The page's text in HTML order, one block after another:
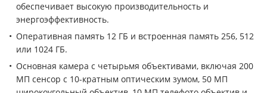
обеспечивает высокую производительность и
энергоэффективность.
Оперативная память 12 ГБ и встроенная память 256, 512
или 1024 ГБ.
Основная камера с четырьмя объективами, включая 200
МП сенсор с 10-кратным оптическим зумом, 50 МП